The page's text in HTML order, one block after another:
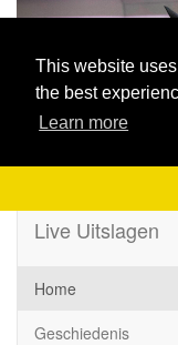
This website
the best
Learn more
Previous
Live Uitslagen
Home
Geschiedenis